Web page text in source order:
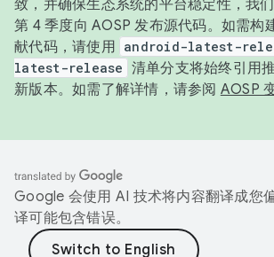
致，并确保生态系统的平台稳定性，我
第 4 季度向 AOSP 发布源代码。如需构
献代码，请使用 android-latest-
latest-release 清单分支将始终引用
新版本。如需了解详情，请参阅 AOSP
Google 会使用 AI 技术将内容翻译成您
译可能包含错误。